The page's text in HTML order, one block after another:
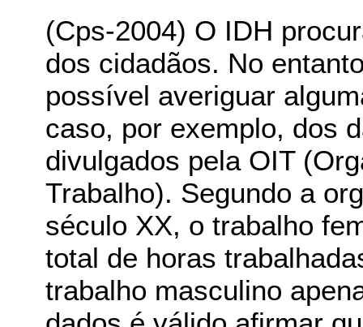
(Cps-2004) O IDH
dos cidadãos. No
possível averiguar
caso, por exemplo, dos
divulgados pela OIT
Trabalho). Segundo a
século XX, o trabalho
total de horas
trabalho masculino